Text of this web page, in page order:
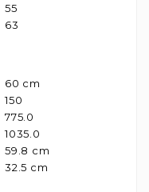
55
63
60 cm
150
775.0
1035.0
59.8 cm
32.5 cm